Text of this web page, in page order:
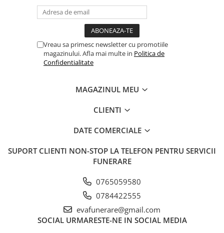
Vreau sa primesc newsletter cu promotiile
magazinului. Afla mai multe in Politica de
Confidentialitate
MAGAZINUL MEU
CLIENTI
DATE COMERCIALE
SUPORT CLIENTI NON-STOP LA TELEFON PENTRU SERVICII
FUNERARE
0765059580
0784422555
evafunerare@gmail.com
SOCIAL URMARESTE-NE IN SOCIAL MEDIA